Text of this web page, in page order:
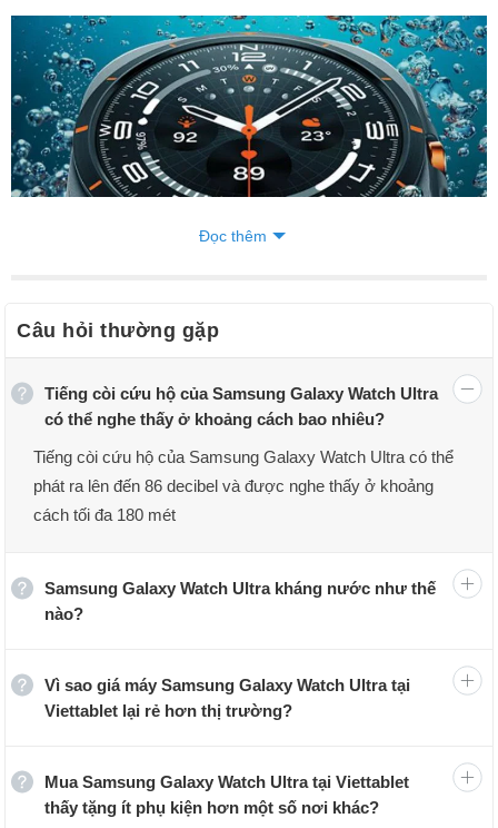
Galaxy Watch Ultra giá bao nhiêu?
Đồng hồ thông minhGalaxy Watch Ultra có giá là 649 USD, tương
đương 16,9 triệu đồng tại thị trường Việt Nam.
Giá Galaxy Watch Ultra
Samsung Galaxy Watch
649 USD 16.990.000 đồng
Samsung Galaxy Watch Ultra không chỉ sở hữu là một phụ kiện
mạnh mẽ mà còn là một sản phẩm thời trang phù hợp với nhiều đối
Thiết kế mạnh mẽ, bền bỉ
Samsung Galaxy Watch Ultra sở hữu phong cách thiết kế độc đáo
Đọc thêm
Câu hỏi thường gặp
Tiếng còi cứu hộ của Samsung Galaxy Watch Ultra
có thể nghe thấy ở khoảng cách bao nhiêu?
Tiếng còi cứu hộ của Samsung Galaxy Watch Ultra có thể
phát ra lên đến 86 decibel và được nghe thấy ở khoảng
cách tối đa 180 mét
Samsung Galaxy Watch Ultra kháng nước như thế
nào?
Vì sao giá máy Samsung Galaxy Watch Ultra tại
Viettablet lại rẻ hơn thị trường?
Mua Samsung Galaxy Watch Ultra tại Viettablet
thấy tặng ít phụ kiện hơn một số nơi khác?